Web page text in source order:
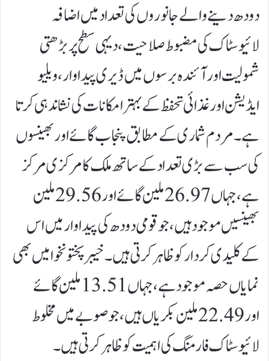
دودھ دینے والے جانوروں کی تعداد میں اضافہ
لائیوسٹاک کی مضبوط صلاحیت، دیہی سطح پر بڑھتی
شمولیت اور آئندہ برسوں میں ڈیری پیداوار، ویلیو
ایڈیشن اور غذائی تحفظ کے بہتر امکانات کی نشاندہی کرتا
ہے۔مردم شماری کے مطابق پنجاب گائے اور بھینسوں
کی سب سے بڑی تعداد کے ساتھ ملک کا مرکزی مرکز
ہے، جہاں 26.97 ملین گائے اور 29.56 ملین
بھینسیں موجود ہیں، جو قومی دودھ کی پیداوار میں اس
کے کلیدی کردار کو ظاہر کرتی ہیں۔خیبر پختونخوا میں بھی
نمایاں حصہ موجود ہے، جہاں 13.51 ملین گائے
اور 22.49 ملین بکریاں ہیں، جو صوبے میں مخلوط
لائیوسٹاک فارمنگ کی اہمیت کو ظاہر کرتی ہیں۔